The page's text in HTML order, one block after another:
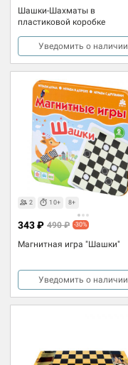
Шашки-Шахматы в
пластиковой коробке
Уведомить о наличии
2 10+ 8+
Магнитная игра "Шашки"
343 ₽ 490 ₽ -30%
Уведомить о наличии